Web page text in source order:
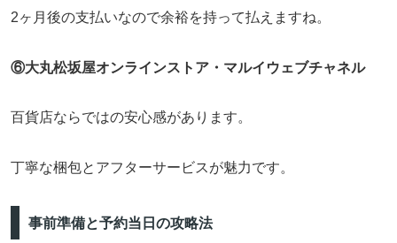
2ヶ月後の支払いなので余裕を持って払えますね。
⑥大丸松坂屋オンラインストア・マルイウェブチャネル
百貨店ならではの安心感があります。
丁寧な梱包とアフターサービスが魅力です。
事前準備と予約当日の攻略法